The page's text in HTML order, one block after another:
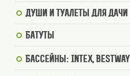
Души и туалеты для дачи
Батуты
Бассейны: Intex, BestWay